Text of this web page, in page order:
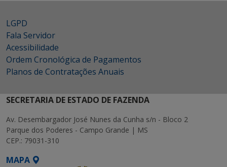
LGPD
Fala Servidor
Acessibilidade
Ordem Cronológica de Pagamentos
Planos de Contratações Anuais
SECRETARIA DE ESTADO DE FAZENDA
Av. Desembargador José Nunes da Cunha s/n - Bloco 2
Parque dos Poderes - Campo Grande | MS
CEP.: 79031-310
MAPA